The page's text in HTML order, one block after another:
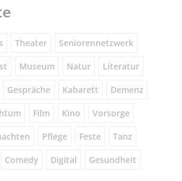
Theater Seniorennetzwerk
Museum Natur Literatur
Gespräche Kabarett Demenz
Film Kino Vorsorge
Pflege Feste Tanz
Comedy Digital Gesundheit